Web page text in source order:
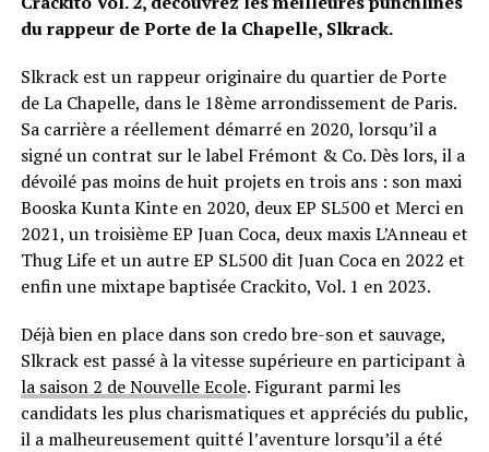
du rappeur de Porte de la Chapelle, Slkrack.
Slkrack est un rappeur originaire du quartier de Porte
de La Chapelle, dans le 18ème arrondissement de Paris.
Sa carrière a réellement démarré en 2020, lorsqu’il a
signé un contrat sur le label Frémont & Co. Dès lors, il a
dévoilé pas moins de huit projets en trois ans : son maxi
Booska Kunta Kinte en 2020, deux EP SL500 et Merci en
2021, un troisième EP Juan Coca, deux maxis L’Anneau et
Thug Life et un autre EP SL500 dit Juan Coca en 2022 et
enfin une mixtape baptisée Crackito, Vol. 1 en 2023.
Déjà bien en place dans son credo bre-son et sauvage,
Slkrack est passé à la vitesse supérieure en participant à
la saison 2 de Nouvelle Ecole. Figurant parmi les
candidats les plus charismatiques et appréciés du public,
il a malheureusement quitté l’aventure lorsqu’il a été